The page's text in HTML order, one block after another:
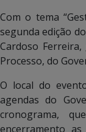
Com o tema
segunda edição
Cardoso
Processo, do
O local do
agendas do
cronograma,
encerramento